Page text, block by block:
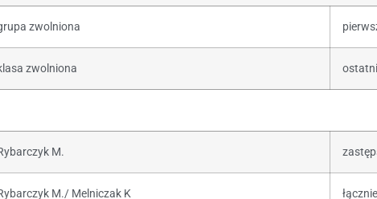
zwolniona
zwolniona
M.
M./ Melniczak K